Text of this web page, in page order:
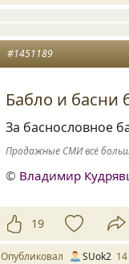
#1451189
Бабло и басни
За баснословное
Продажные СМИ всё
© Владимир
19
Опубликовал SUok2